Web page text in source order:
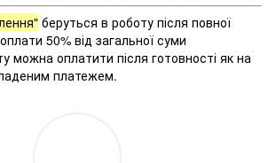
беруться в роботу після повної
50% від загальної суми
можна оплатити після готовності як на
платежем.